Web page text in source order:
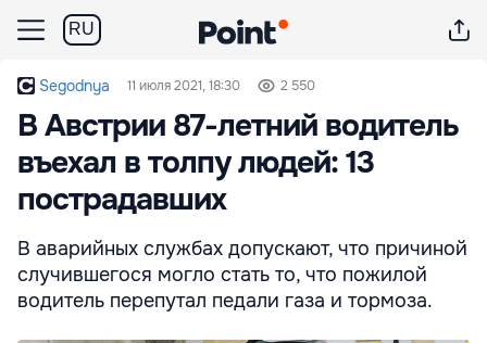
RU
Segodnya 11 июля 2021, 18:30 2 550
В Австрии 87-летний водитель
въехал в толпу людей: 13
пострадавших
В аварийных службах допускают, что причиной
случившегося могло стать то, что пожилой
водитель перепутал педали газа и тормоза.